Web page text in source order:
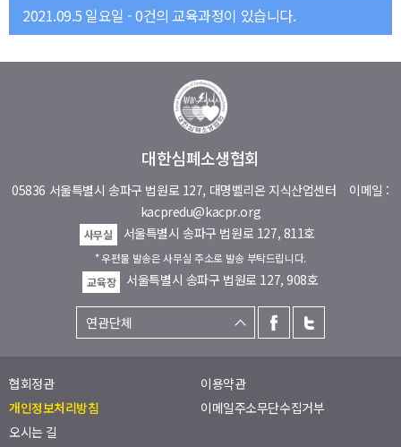
2021.09.5 일요일 - 0건의 교육과정이 있습니다.
대한심폐소생협회
05836 서울특별시 송파구 법원로 127, 대명벨리온 지식산업센터 이메일 :
kacpredu@kacpr.org
사무실 서울특별시 송파구 법원로 127, 811호
* 우편물 발송은 사무실 주소로 발송 부탁드립니다.
교육장
서울특별시 송파구 법원로 127, 908호
협회정관
이용약관
개인정보처리방침
이메일주소무단수집거부
오시는 길